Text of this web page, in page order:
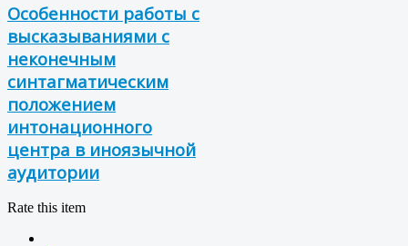
Особенности работы с
высказываниями с
неконечным
синтагматическим
положением
интонационного
центра в иноязычной
аудитории
Rate this item